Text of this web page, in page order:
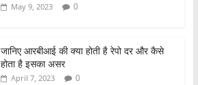
May 9, 2023 0
जानिए आरबीआई की क्या होती है रेपो दर और कैसे
होता है इसका असर
April 7, 2023 0